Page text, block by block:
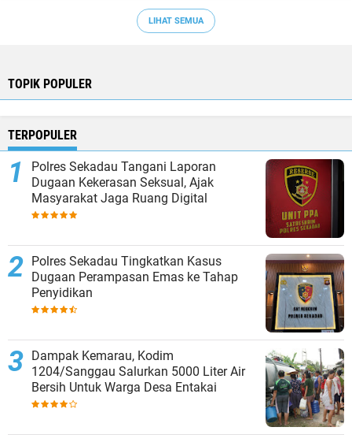
LIHAT SEMUA
TOPIK POPULER
TERPOPULER
Polres Sekadau Tangani Laporan
Dugaan Kekerasan Seksual, Ajak
Masyarakat Jaga Ruang Digital
Polres Sekadau Tingkatkan Kasus
Dugaan Perampasan Emas ke Tahap
Penyidikan
Dampak Kemarau, Kodim
1204/Sanggau Salurkan 5000 Liter Air
Bersih Untuk Warga Desa Entakai